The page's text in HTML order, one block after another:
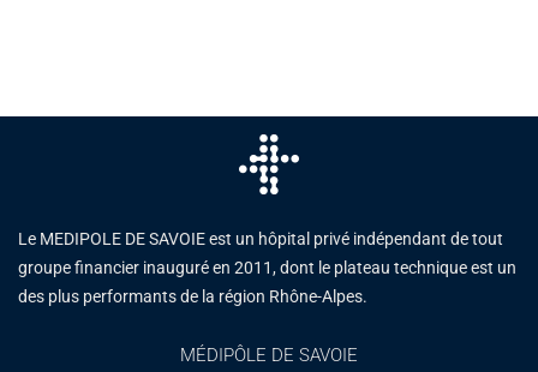
Le MEDIPOLE DE SAVOIE est un hôpital privé indépendant de tout
groupe financier inauguré en 2011, dont le plateau technique est un
des plus performants de la région Rhône-Alpes.
MÉDIPÔLE DE SAVOIE